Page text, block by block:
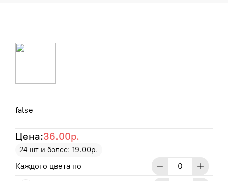
false
Цена:36.00р.
24 шт и более: 19.00р.
Каждого цвета по